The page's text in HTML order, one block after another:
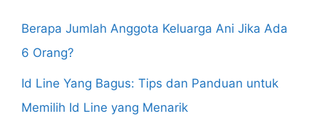
Berapa Jumlah Anggota Keluarga Ani Jika Ada
6 Orang?
Id Line Yang Bagus: Tips dan Panduan untuk
Memilih Id Line yang Menarik